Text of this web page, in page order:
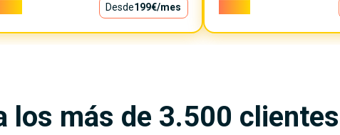
Desde199€/mes
los más de 3.500